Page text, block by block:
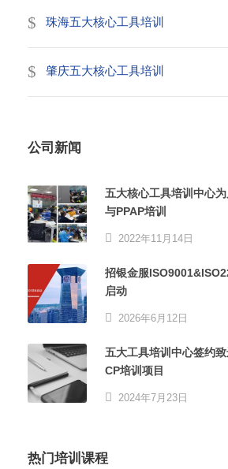
珠海五大核心工具培训
肇庆五大核心工具培训
公司新闻
五大核心工具培训中心
与PPAP培训
2022年11月14日
招银金服
启动
2026年6月12日
五大工具培训中心签约
CP培训项目
2024年7月23日
热门培训课程